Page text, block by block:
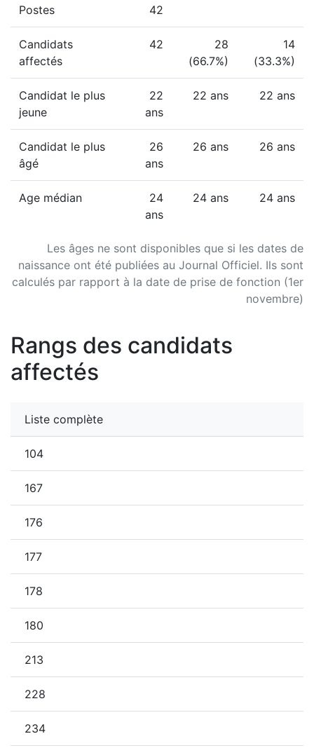
Les âges ne sont disponibles que si les dates de
naissance ont été publiées au Journal Officiel. Ils sont
calculés par rapport à la date de prise de fonction (1er
novembre)
Postes 42
Candidats
affectés
42
28
(66.7%)
14
(33.3%)
Candidat le plus
jeune
22
ans
22 ans 22 ans
Candidat le plus
âgé
26
ans
26 ans 26 ans
Age médian
24
ans
24 ans 24 ans
Rangs des candidats
affectés
Liste complète
104
167
176
177
178
180
213
228
234